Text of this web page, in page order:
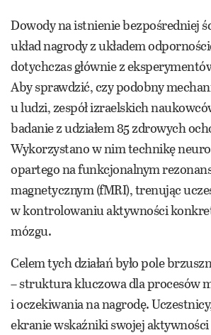
Dowody na istnienie bezpośredniej
układ nagrody z układem
dotychczas głównie z
Aby sprawdzić, czy podobny
u ludzi, zespół izraelskich
badanie z udziałem 85 zdrowych
Wykorzystano w nim technikę
opartego na funkcjonalnym
magnetycznym (fMRI), trenując
w kontrolowaniu aktywności
mózgu.
Celem tych działań było pole
– struktura kluczowa dla procesów
i oczekiwania na nagrodę.
ekranie wskaźniki swojej